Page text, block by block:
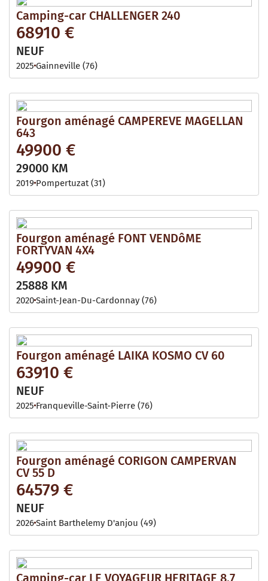
Camping-car CHALLENGER 240
68910 €
NEUF
2025 Gainneville (76)
Fourgon aménagé CAMPEREVE MAGELLAN
643
49900 €
29000 KM
2019 Pompertuzat (31)
Fourgon aménagé FONT VENDôME
FORTYVAN 4X4
49900 €
25888 KM
2020Saint-Jean-Du-Cardonnay (76)
Fourgon aménagé LAIKA KOSMO CV 60
63910 €
NEUF
2025 Franqueville-Saint-Pierre (76)
Fourgon aménagé CORIGON CAMPERVAN
CV 55 D
64579 €
NEUF
2026Saint Barthelemy D'anjou (49)
Camping-car LE VOYAGEUR HERITAGE 8.7